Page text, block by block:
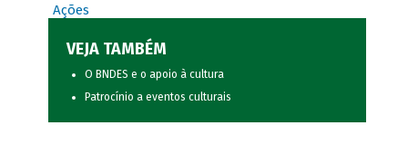
Ações
VEJA TAMBÉM
O BNDES e o apoio à cultura
Patrocínio a eventos culturais